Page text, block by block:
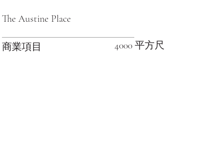
The Austine Place
商業項目 4000 平方尺